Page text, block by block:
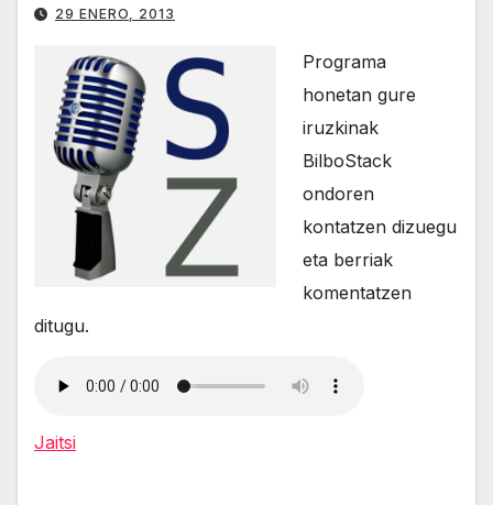
29 ENERO, 2013
Programa
honetan gure
iruzkinak
BilboStack
ondoren
kontatzen dizuegu
eta berriak
komentatzen
ditugu.
Jaitsi